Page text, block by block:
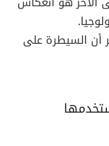
أن السيطرة على